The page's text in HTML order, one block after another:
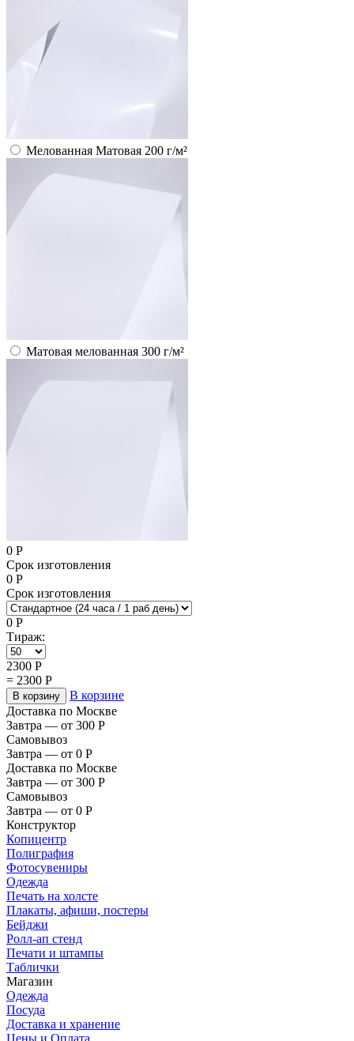
Мелованная Матовая 200 г/м²
Матовая мелованная 300 г/м²
0 Р
Срок изготовления
0 Р
Срок изготовления
0 Р
Тираж:
2300 Р
= 2300 Р
В корзину
В корзине
Доставка по Москве
Завтра — от 300 Р
Самовывоз
Завтра — от 0 Р
Доставка по Москве
Завтра — от 300 Р
Самовывоз
Завтра — от 0 Р
Конструктор
Копицентр
Полиграфия
Фотосувениры
Одежда
Печать на холсте
Плакаты, афиши, постеры
Бейджи
Ролл-ап стенд
Печати и штампы
Таблички
Магазин
Одежда
Посуда
Доставка и хранение
Цены и Оплата